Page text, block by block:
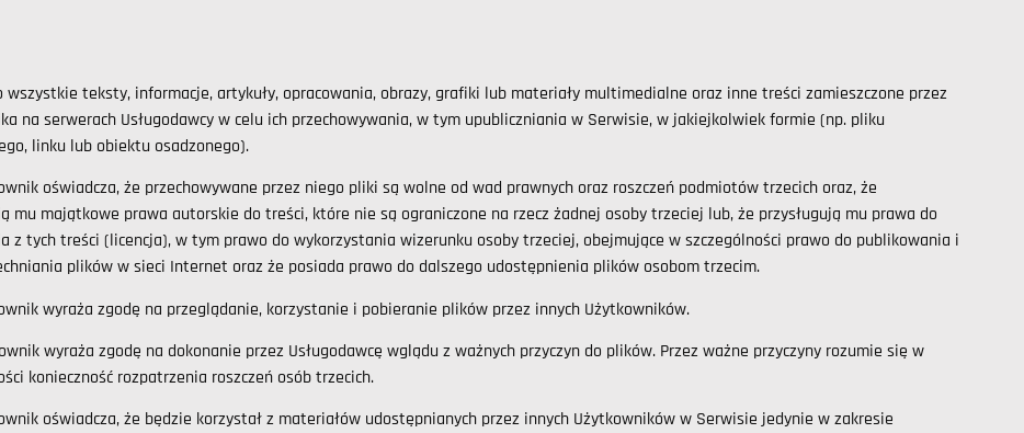
wszystkie teksty, informacje, artykuły, opracowania, obrazy, grafiki lub materiały multimedialne oraz inne treści zamieszczone przez
na serwerach Usługodawcy w celu ich przechowywania, w tym upubliczniania w Serwisie, w jakiejkolwiek formie (np. pliku
linku lub obiektu osadzonego).
oświadcza, że przechowywane przez niego pliki są wolne od wad prawnych oraz roszczeń podmiotów trzecich oraz, że
mu majątkowe prawa autorskie do treści, które nie są ograniczone na rzecz żadnej osoby trzeciej lub, że przysługują mu prawa do
z tych treści (licencja), w tym prawo do wykorzystania wizerunku osoby trzeciej, obejmujące w szczególności prawo do publikowania i
plików w sieci Internet oraz że posiada prawo do dalszego udostępnienia plików osobom trzecim.
wyraża zgodę na przeglądanie, korzystanie i pobieranie plików przez innych Użytkowników.
wyraża zgodę na dokonanie przez Usługodawcę wglądu z ważnych przyczyn do plików. Przez ważne przyczyny rozumie się w
konieczność rozpatrzenia roszczeń osób trzecich.
oświadcza, że będzie korzystał z materiałów udostępnianych przez innych Użytkowników w Serwisie jedynie w zakresie